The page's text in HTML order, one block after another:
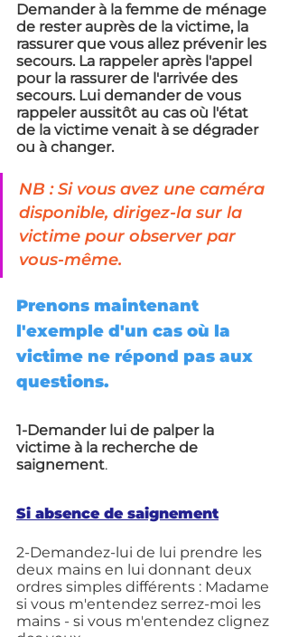
Demander à la femme de ménage
de rester auprès de la victime, la
rassurer que vous allez prévenir les
secours. La rappeler après l'appel
pour la rassurer de l'arrivée des
secours. Lui demander de vous
rappeler aussitôt au cas où l'état
de la victime venait à se dégrader
ou à changer.
NB : Si vous avez une caméra
disponible, dirigez-la sur la
victime pour observer par
vous-même.
Prenons maintenant
l'exemple d'un cas où la
victime ne répond pas aux
questions.
1-Demander lui de palper la
victime à la recherche de
saignement.
Si absence de saignement
2-Demandez-lui de lui prendre les
deux mains en lui donnant deux
ordres simples différents : Madame
si vous m'entendez serrez-moi les
mains - si vous m'entendez clignez